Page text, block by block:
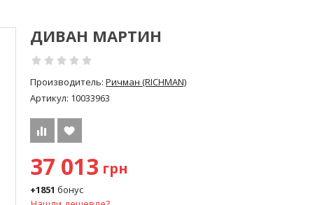
ДИВАН МАРТИН
Производитель:Ричман (RICHMAN)
Артикул: 10033963
37 013 грн
+1851 бонус